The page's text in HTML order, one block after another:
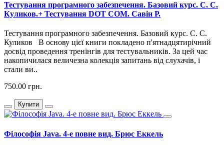
Тестування програмного забезпечення. Базовий курс. С. С.
Куликов.+ Тестування DOT COM. Савін Р.
Тестування програмного забезпечення. Базовий курс. С. С.
Куликов В основу цієї книги покладено п'ятнадцятирічний
досвід проведення тренінгів для тестувальників. За цей час
накопичилася величезна колекція запитань від слухачів, і
стали ви..
750.00 грн.
Купити
Філософія Java. 4-е повне вид. Брюс Еккель